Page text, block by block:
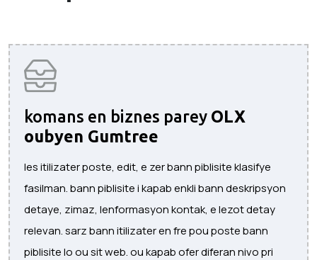
komans en biznes parey OLX
oubyen Gumtree
les itilizater poste, edit, e zer bann piblisite klasifye
fasilman. bann piblisite i kapab enkli bann deskripsyon
detaye, zimaz, lenformasyon kontak, e lezot detay
relevan. sarz bann itilizater en fre pou poste bann
piblisite lo ou sit web. ou kapab ofer diferan nivo pri